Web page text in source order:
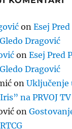
onEsej
Dragović
onEsej Pred
Dragović
onUključenje
na PRVOJ TV
on